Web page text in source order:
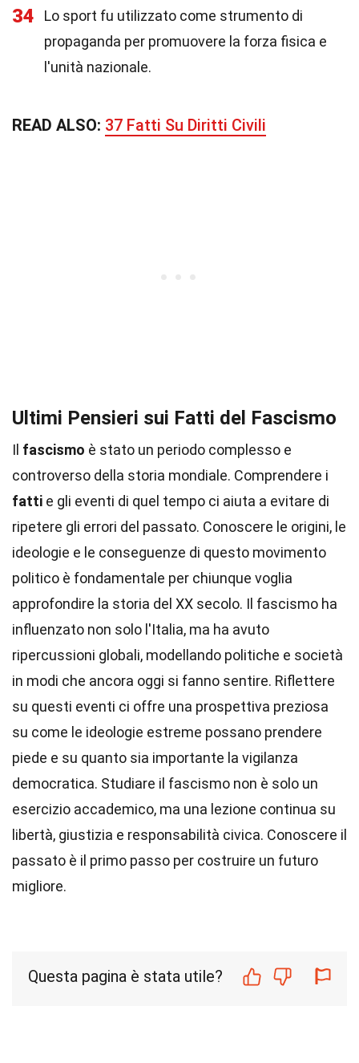
34
Lo sport fu utilizzato come strumento di
propaganda per promuovere la forza fisica e
l'unità nazionale.
READ ALSO: 37 Fatti Su Diritti Civili
Ultimi Pensieri sui Fatti del Fascismo
Il fascismo è stato un periodo complesso e
controverso della storia mondiale. Comprendere i
fatti e gli eventi di quel tempo ci aiuta a evitare di
ripetere gli errori del passato. Conoscere le origini, le
ideologie e le conseguenze di questo movimento
politico è fondamentale per chiunque voglia
approfondire la storia del XX secolo. Il fascismo ha
influenzato non solo l'Italia, ma ha avuto
ripercussioni globali, modellando politiche e società
in modi che ancora oggi si fanno sentire. Riflettere
su questi eventi ci offre una prospettiva preziosa
su come le ideologie estreme possano prendere
piede e su quanto sia importante la vigilanza
democratica. Studiare il fascismo non è solo un
esercizio accademico, ma una lezione continua su
libertà, giustizia e responsabilità civica. Conoscere il
passato è il primo passo per costruire un futuro
migliore.
Questa pagina è stata utile?